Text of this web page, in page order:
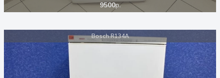
9500р.
Bosch R134A